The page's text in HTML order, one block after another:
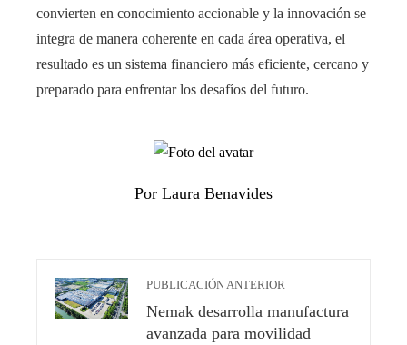
convierten en conocimiento accionable y la innovación se
integra de manera coherente en cada área operativa, el
resultado es un sistema financiero más eficiente, cercano y
preparado para enfrentar los desafíos del futuro.
Por Laura Benavides
PUBLICACIÓN ANTERIOR
Nemak desarrolla manufactura
avanzada para movilidad